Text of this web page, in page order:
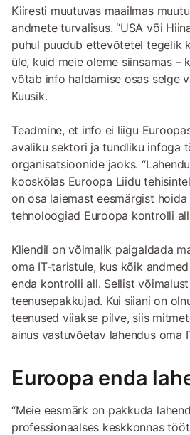
Kiiresti muutuvas maailmas
andmete turvalisus. “USA või
puhul puudub ettevõtetel tegelik
üle, kuid meie oleme siinsamas –
võtab info haldamise osas selge
Kuusik.
Teadmine, et info ei liigu
avaliku sektori ja tundliku infoga
organisatsioonide jaoks.
kooskõlas Euroopa Liidu
on osa laiemast eesmärgist
tehnoloogiad Euroopa kontrolli
Kliendil on võimalik paigaldada
oma IT-taristule, kus kõik
enda kontrolli all. Sellist
teenusepakkujad. Kui siiani on
teenused viiakse pilve, siis
ainus vastuvõetav lahendus oma
Euroopa enda
“Meie eesmärk on pakkuda
professionaalses keskkonnas